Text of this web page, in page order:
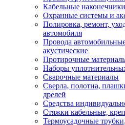
Кабельные
Охранные системы и
Полировка, ремонт,
автомобиля
Провода
акустические
Протирочные
Наборы
Сварочные материалы
Сверла, полотна,
дрелей
Средства
Стяжки кабельные,
Термоусадочные